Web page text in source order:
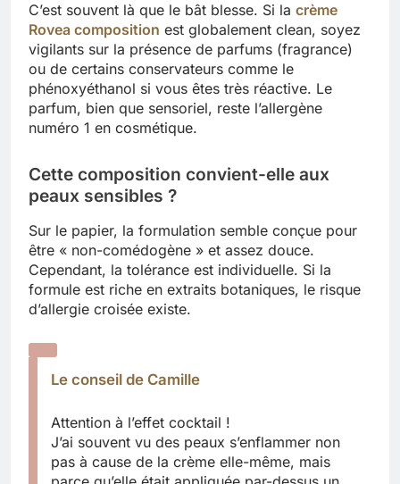
C’est souvent là que le bât blesse. Si la crème
Rovea composition est globalement clean, soyez
vigilants sur la présence de parfums (fragrance)
ou de certains conservateurs comme le
phénoxyéthanol si vous êtes très réactive. Le
parfum, bien que sensoriel, reste l’allergène
numéro 1 en cosmétique.
Cette composition convient-elle aux
peaux sensibles ?
Sur le papier, la formulation semble conçue pour
être « non-comédogène » et assez douce.
Cependant, la tolérance est individuelle. Si la
formule est riche en extraits botaniques, le risque
d’allergie croisée existe.
Le conseil de Camille
Attention à l’effet cocktail !
J’ai souvent vu des peaux s’enflammer non
pas à cause de la crème elle-même, mais